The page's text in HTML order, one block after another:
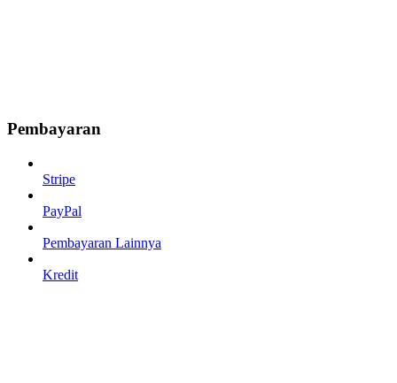
Pembayaran
Stripe
PayPal
Pembayaran Lainnya
Kredit